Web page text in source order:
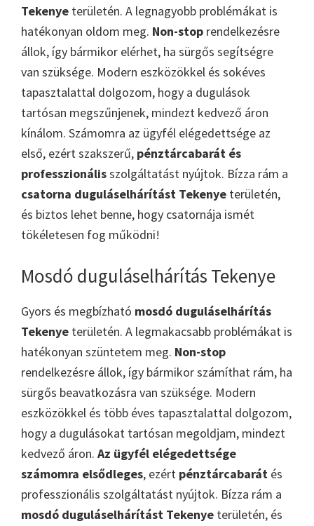
Tekenye területén. A legnagyobb problémákat is
hatékonyan oldom meg. Non-stop rendelkezésre
állok, így bármikor elérhet, ha sürgős segítségre
van szüksége. Modern eszközökkel és sokéves
tapasztalattal dolgozom, hogy a dugulások
tartósan megszűnjenek, mindezt kedvező áron
kínálom. Számomra az ügyfél elégedettsége az
első, ezért szakszerű, pénztárcabarát és
professzionálisszolgáltatást nyújtok. Bízza rám a
csatorna duguláselhárítást Tekenye területén,
és biztos lehet benne, hogy csatornája ismét
tökéletesen fog működni!
Mosdó duguláselhárítás Tekenye
Gyors és megbízható mosdó duguláselhárítás
Tekenye területén. A legmakacsabb problémákat is
hatékonyan szüntetem meg. Non-stop
rendelkezésre állok, így bármikor számíthat rám, ha
sürgős beavatkozásra van szüksége. Modern
eszközökkel és több éves tapasztalattal dolgozom,
hogy a dugulásokat tartósan megoldjam, mindezt
kedvező áron. Az ügyfél elégedettsége
számomra elsődleges, ezért pénztárcabarát és
professzionális szolgáltatást nyújtok. Bízza rám a
mosdó duguláselhárítást Tekenye területén, és